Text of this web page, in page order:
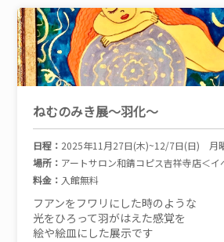
ねむのみき展～羽化～
日程： 2025年11月27日(木)~12/7日(日) 月
場所： アートサロン和錆コピス吉祥寺店＜イ
料金： 入館無料
フアンをフワリにした時のような
光をひろって羽がはえた感覚を
絵や絵皿にした展示です